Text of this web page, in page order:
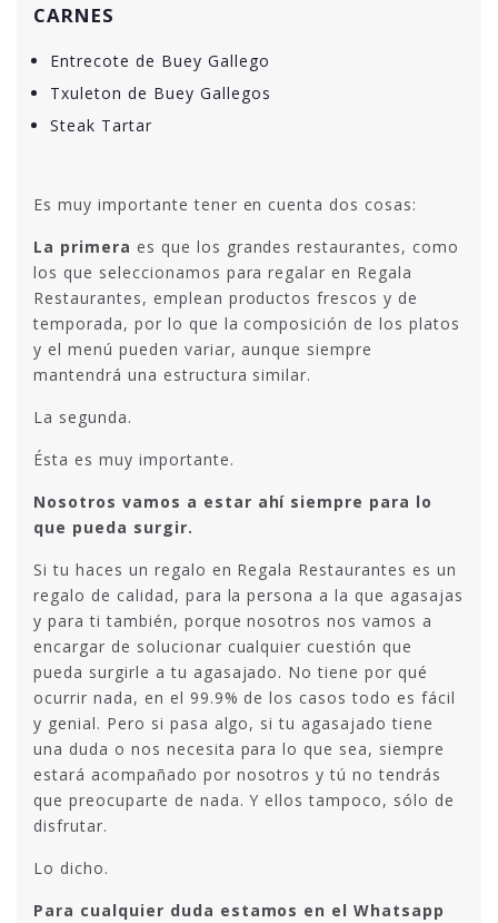
CARNES
Entrecote de Buey Gallego
Txuleton de Buey Gallegos
Steak Tartar
Es muy importante tener en cuenta dos cosas:
La primera es que los grandes restaurantes, como
los que seleccionamos para regalar en Regala
Restaurantes, emplean productos frescos y de
temporada, por lo que la composición de los platos
y el menú pueden variar, aunque siempre
mantendrá una estructura similar.
La segunda.
Ésta es muy importante.
Nosotros vamos a estar ahí siempre para lo
que pueda surgir.
Si tu haces un regalo en Regala Restaurantes es un
regalo de calidad, para la persona a la que agasajas
y para ti también, porque nosotros nos vamos a
encargar de solucionar cualquier cuestión que
pueda surgirle a tu agasajado. No tiene por qué
ocurrir nada, en el 99.9% de los casos todo es fácil
y genial. Pero si pasa algo, si tu agasajado tiene
una duda o nos necesita para lo que sea, siempre
estará acompañado por nosotros y tú no tendrás
que preocuparte de nada. Y ellos tampoco, sólo de
disfrutar.
Lo dicho.
Para cualquier duda estamos en el Whatsapp